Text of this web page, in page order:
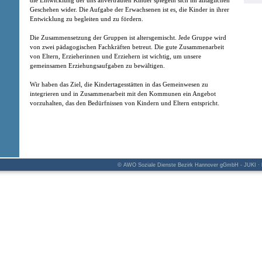
Geschehen wider. Die Aufgabe der Erwachsenen ist es, die Kinder in ihrer
Entwicklung zu begleiten und zu fördern.
Die Zusammensetzung der Gruppen ist altersgemischt. Jede Gruppe wird
von zwei pädagogischen Fachkräften betreut. Die gute Zusammenarbeit
von Eltern, Erzieherinnen und Erziehern ist wichtig, um unsere
gemeinsamen Erziehungsaufgaben zu bewältigen.
Wir haben das Ziel, die Kindertagesstätten in das Gemeinwesen zu
integrieren und in Zusammenarbeit mit den Kommunen ein Angebot
vorzuhalten, das den Bedürfnissen von Kindern und Eltern entspricht.
© AWO Soziale Dienste Bezirk Hannover gGmbH - JUKI ·